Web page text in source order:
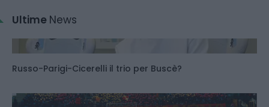
Ultime News
Russo-Parigi-Cicerelli il trio per Buscè?